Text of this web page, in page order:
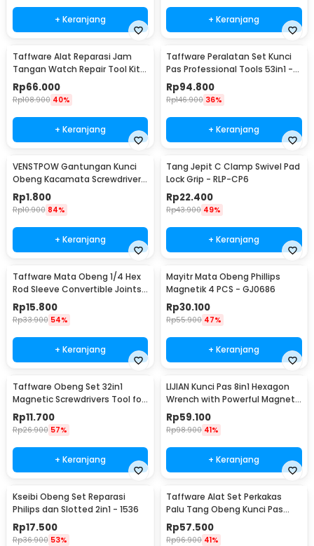
+ Keranjang + Keranjang
Taffware Alat Reparasi Jam
Tangan Watch Repair Tool Kit
Lengkap 13in1 - SC8005
Rp66.000
Rp108.900 40%
+ Keranjang
Taffware Peralatan Set Kunci
Pas Professional Tools 53in1 -
CR-V53
Rp94.800
Rp146.900 36%
+ Keranjang
VENSTPOW Gantungan Kunci
Obeng Kacamata Screwdriver
Plus Minus Hexagon - V001
Rp1.800
Rp10.900 84%
+ Keranjang
Tang Jepit C Clamp Swivel Pad
Lock Grip - RLP-CP6
Rp22.400
Rp43.900 49%
+ Keranjang
Taffware Mata Obeng 1/4 Hex
Rod Sleeve Convertible Joints
8 PCS
Rp15.800
Rp33.900 54%
+ Keranjang
Mayitr Mata Obeng Phillips
Magnetik 4 PCS - GJ0686
Rp30.100
Rp55.900 47%
+ Keranjang
Taffware Obeng Set 32in1
Magnetic Screwdrivers Tool for
Smartphone - 7089C
Rp11.700
Rp26.900 57%
+ Keranjang
LIJIAN Kunci Pas 8in1 Hexagon
Wrench with Powerful Magnet
- LJ21
Rp59.100
Rp98.900 41%
+ Keranjang
Kseibi Obeng Set Reparasi
Philips dan Slotted 2in1 - 1536
Rp17.500
Rp36.900 53%
Taffware Alat Set Perkakas
Palu Tang Obeng Kunci Pas
15in1 - YL-8016
Rp57.500
Rp96.900 41%